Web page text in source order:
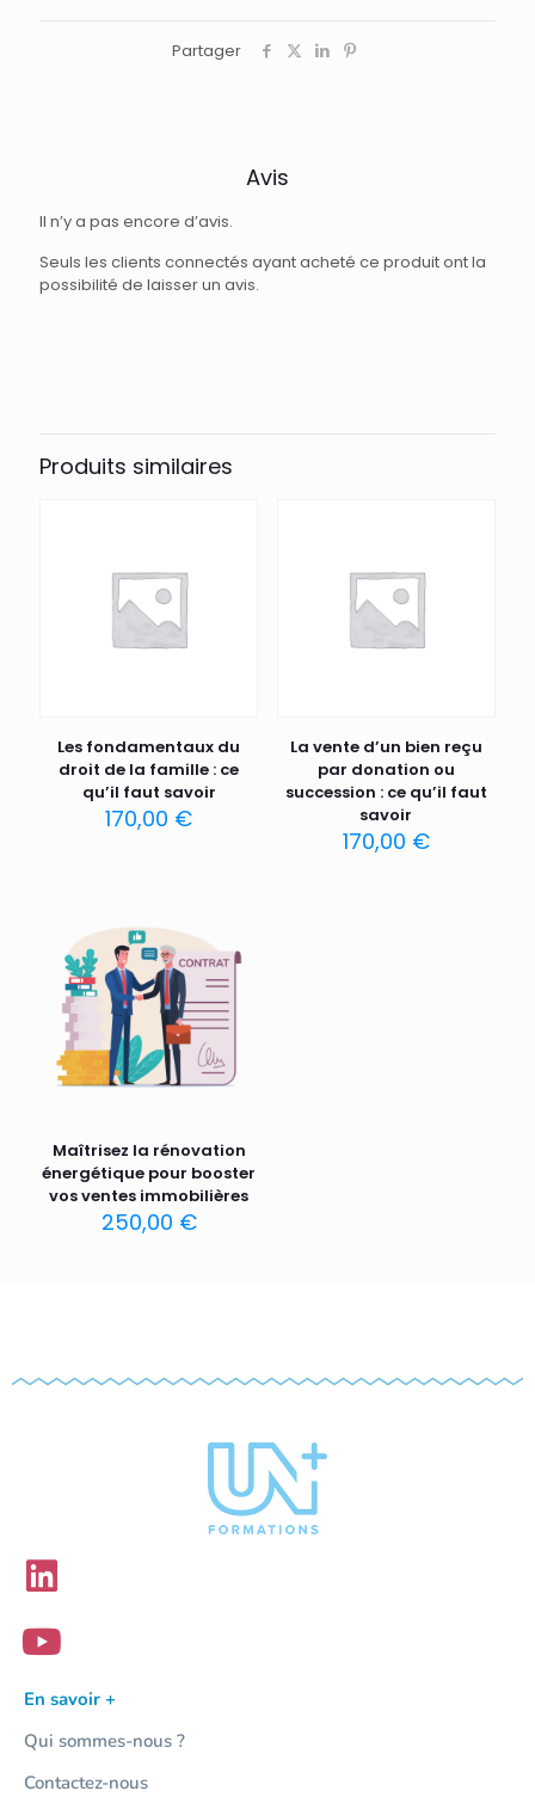
Partager
Avis
Il n’y a pas encore d’avis.
Seuls les clients connectés ayant acheté ce produit ont la
possibilité de laisser un avis.
Produits similaires
Les fondamentaux du
droit de la famille : ce
qu’il faut savoir
170,00 €
La vente d’un bien reçu
par donation ou
succession : ce qu’il faut
savoir
170,00 €
Maîtrisez la rénovation
énergétique pour booster
vos ventes immobilières
250,00 €
En savoir +
Qui sommes-nous ?
Contactez-nous